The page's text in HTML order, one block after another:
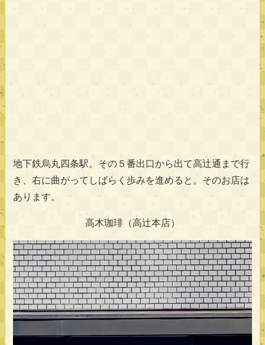
地下鉄烏丸四条駅。その５番出口から出て高辻通まで行
き、右に曲がってしばらく歩みを進めると。そのお店は
あります。
高木珈琲（高辻本店）